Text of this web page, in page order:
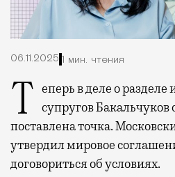
06.11.2025 1 мин. чтения
Теперь в деле о разделе имущества экс- супругов Бакальчуков
поставлена точка.
утвердил мировое
договориться об условиях.